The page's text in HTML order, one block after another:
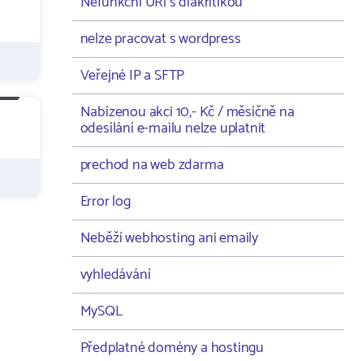
nelze pracovat s wordpress
Veřejné IP a SFTP
Nabízenou akci 10,- Kč / měsíčně na
odesílání e-mailu nelze uplatnit
prechod na web zdarma
Error log
Neběží webhosting ani emaily
vyhledávání
MySQL
Předplatné domény a hostingu